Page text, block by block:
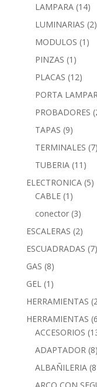
LAMPARA (14)
LUMINARIAS (2)
MODULOS (1)
PINZAS (1)
PLACAS (12)
PORTA
PROBADORES
TAPAS (9)
TERMINALES (7)
TUBERIA (11)
ELECTRONICA (5)
CABLE (1)
conector (3)
ESCALERAS (2)
ESCUADRADAS (7)
GAS (8)
GEL (1)
HERRAMIENTAS
HERRAMIENTAS
ACCESORIOS
ADAPTADOR (8)
ALBAÑILERIA
ARCO CON